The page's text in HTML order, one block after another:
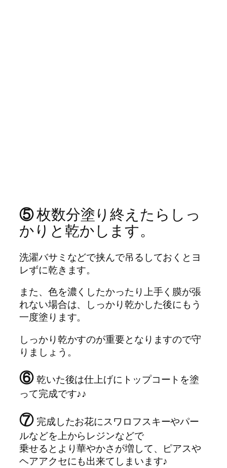
⑤枚数分塗り終えたらしっ
かりと乾かします。
洗濯バサミなどで挟んで吊るしておくとヨ
レずに乾きます。
また、色を濃くしたかったり上手く膜が張
れない場合は、しっかり乾かした後にもう
一度塗ります。
しっかり乾かすのが重要となりますので守
りましょう。
⑥ 乾いた後は仕上げにトップコートを塗
って完成です♪♪
⑦ 完成したお花にスワロフスキーやパー
ルなどを上からレジンなどで
乗せるとより華やかさが増して、ピアスや
ヘアアクセにも出来てしまいます♪